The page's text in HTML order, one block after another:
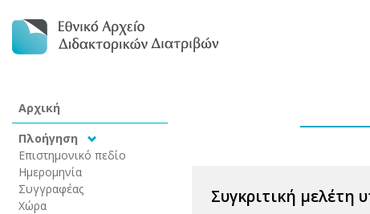
Αρχική
Πλοήγηση
Επιστημονικό πεδίο
Ημερομηνία
Συγγραφέας
Χώρα
Συγκριτική μελέτη